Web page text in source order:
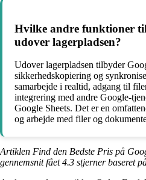
Hvilke andre funktioner
udover lagerpladsen?
Udover lagerpladsen tilbyder
sikkerhedskopiering og
samarbejde i realtid, adgang til
integrering med andre Google-
Google Sheets. Det er en
og arbejde med filer og
Artiklen Find den Bedste Pris på
gennemsnit fået4.3 stjerner baseret